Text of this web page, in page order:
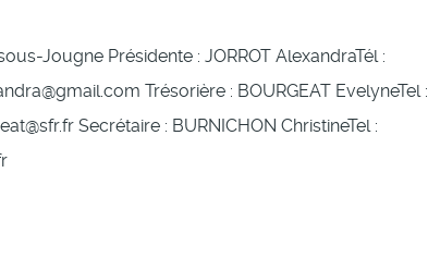
Jougne Présidente : JORROT AlexandraTél :
Trésorière : BOURGEAT EvelyneTel :
Secrétaire : BURNICHON ChristineTel :